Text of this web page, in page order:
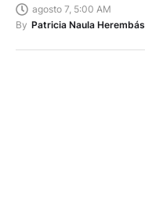
agosto 7, 5:00 AM
By Patricia Naula Herembás